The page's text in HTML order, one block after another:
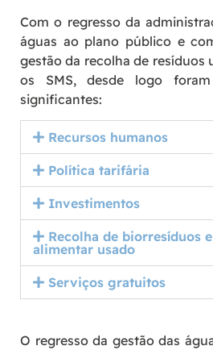
Com o regresso da
águas ao plano público e
gestão da recolha de resíduos
os SMS, desde logo foram
significantes:
Recursos humanos
Política tarifária
Investimentos
Recolha de biorresíduos
alimentar usado
Serviços gratuitos
O regresso da gestão das